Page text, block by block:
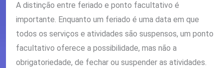
A distinção entre feriado e ponto facultativo é
importante. Enquanto um feriado é uma data em que
todos os serviços e atividades são suspensos, um ponto
facultativo oferece a possibilidade, mas não a
obrigatoriedade, de fechar ou suspender as atividades.